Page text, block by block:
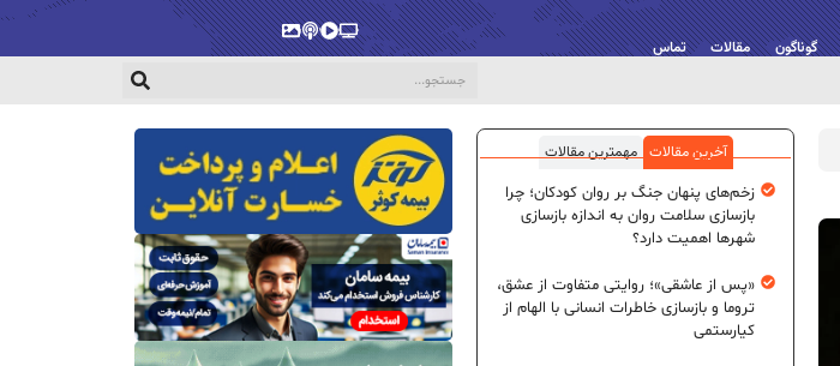
گوناگون مقالات تماس
پخش‌زندهویدیو
پادکستگالری
آخرین مقالات مهمترین مقالات
زخم‌های پنهان جنگ بر روان کودکان؛ چرا
بازسازی سلامت روان به اندازه بازسازی
شهرها اهمیت دارد؟
«پس از عاشقی»؛ روایتی متفاوت از عشق،
تروما و بازسازی خاطرات انسانی با الهام از
کیارستمی